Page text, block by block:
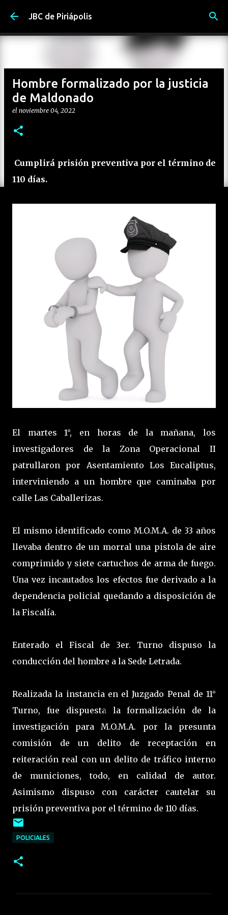
Ir al contenido principal
JBC de Piriápolis
Hombre formalizado por la justicia
de Maldonado
el noviembre 04, 2022
Cumplirá prisión preventiva por el término de
110 días.
El martes 1°, en horas de la mañana, los
investigadores de la Zona Operacional II
patrullaron por Asentamiento Los Eucaliptus,
interviniendo a un hombre que caminaba por
calle Las Caballerizas.
El mismo identificado como M.O.M.A. de 33 años
llevaba dentro de un morral una pistola de aire
comprimido y siete cartuchos de arma de fuego.
Una vez incautados los efectos fue derivado a la
dependencia policial quedando a disposición de
la Fiscalía.
Enterado el Fiscal de 3er. Turno dispuso la
conducción del hombre a la Sede Letrada.
Realizada la instancia en el Juzgado Penal de 11°
Turno, fue dispuesta la formalización de la
investigación para M.O.M.A. por la presunta
comisión de un delito de receptación en
reiteración real con un delito de tráfico interno
de municiones, todo, en calidad de autor.
Asimismo dispuso con carácter cautelar su
prisión preventiva por el término de 110 días.
POLICIALES